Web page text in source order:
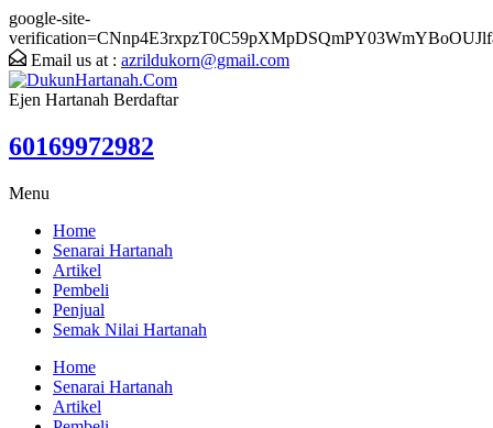
google-site-
Email us at : azrildukorn@gmail.com
Ejen Hartanah Berdaftar
60169972982
Menu
Home
Senarai Hartanah
Artikel
Pembeli
Penjual
Semak Nilai Hartanah
Home
Senarai Hartanah
Artikel